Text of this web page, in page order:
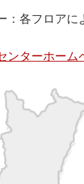
：各フロアに
ンターホーム